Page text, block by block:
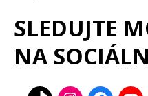
SLEDUJTE
NA